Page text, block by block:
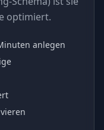
optimiert.
anlegen